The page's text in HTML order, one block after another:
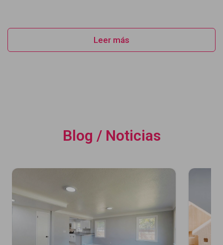
Leer más
Blog / Noticias